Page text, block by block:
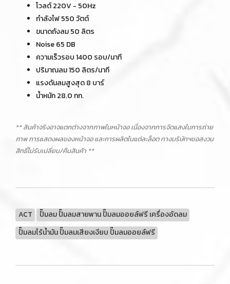
โวลต์ 220V - 50Hz
กำลังไฟ 550 วัตต์
ขนาดถังลม 50 ลิตร
Noise 65 DB
ความเร็วรอบ 1400 รอบ/นาที
ปริมาณลม 150 ลิตร/นาที
แรงดันลมสูงสุด 8 บาร์
น้ำหนัก 28.0 กก.
** สินค้าจริงอาจแตกต่างจากภาพในหน้าจอ เนื่องจากการจัดแสงในการถ่าย
ภาพ การแสดงผลของหน้าจอ และการผลิตในแต่ละล็อต ทางบริษัทฯขอสงวน
สิทธิ์ไม่รับเปลี่ยน/คืนสินค้า **
ACT
ปั๊มลม ปั๊มลมสายพาน ปั๊มลมออยล์ฟรี เครื่องอัดลม
ปั๊มลมไร้น้ำมัน ปั๊มลมเสียงเงียบ ปั๊มลมออยล์ฟรี